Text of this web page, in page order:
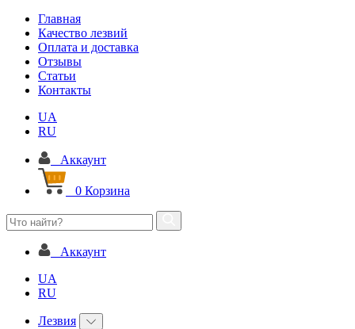
Главная
Качество лезвий
Оплата и доставка
Отзывы
Статьи
Контакты
UA
RU
Аккаунт
0 Корзина
Аккаунт
UA
RU
Лезвия